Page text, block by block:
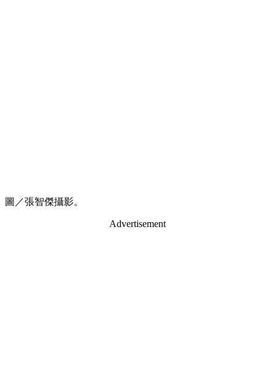
圖／張智傑攝影。
Advertisement